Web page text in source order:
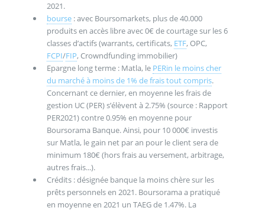
2021.
bourse: avec Boursomarkets, plus de 40.000
produits en accès libre avec 0€ de courtage sur les 6
classes d’actifs (warrants, certificats, ETF, OPC,
FCPI/FIP, Crowndfunding immobilier)
Epargne long terme : Matla, le PERin le moins cher
du marché à moins de 1% de frais tout compris.
Concernant ce dernier, en moyenne les frais de
gestion UC (PER) s’élèvent à 2.75% (source : Rapport
PER2021) contre 0.95% en moyenne pour
Boursorama Banque. Ainsi, pour 10 000€ investis
sur Matla, le gain net par an pour le client sera de
minimum 180€ (hors frais au versement, arbitrage,
autres frais...).
Crédits : désignée banque la moins chère sur les
prêts personnels en 2021. Boursorama a pratiqué
en moyenne en 2021 un TAEG de 1.47%. La